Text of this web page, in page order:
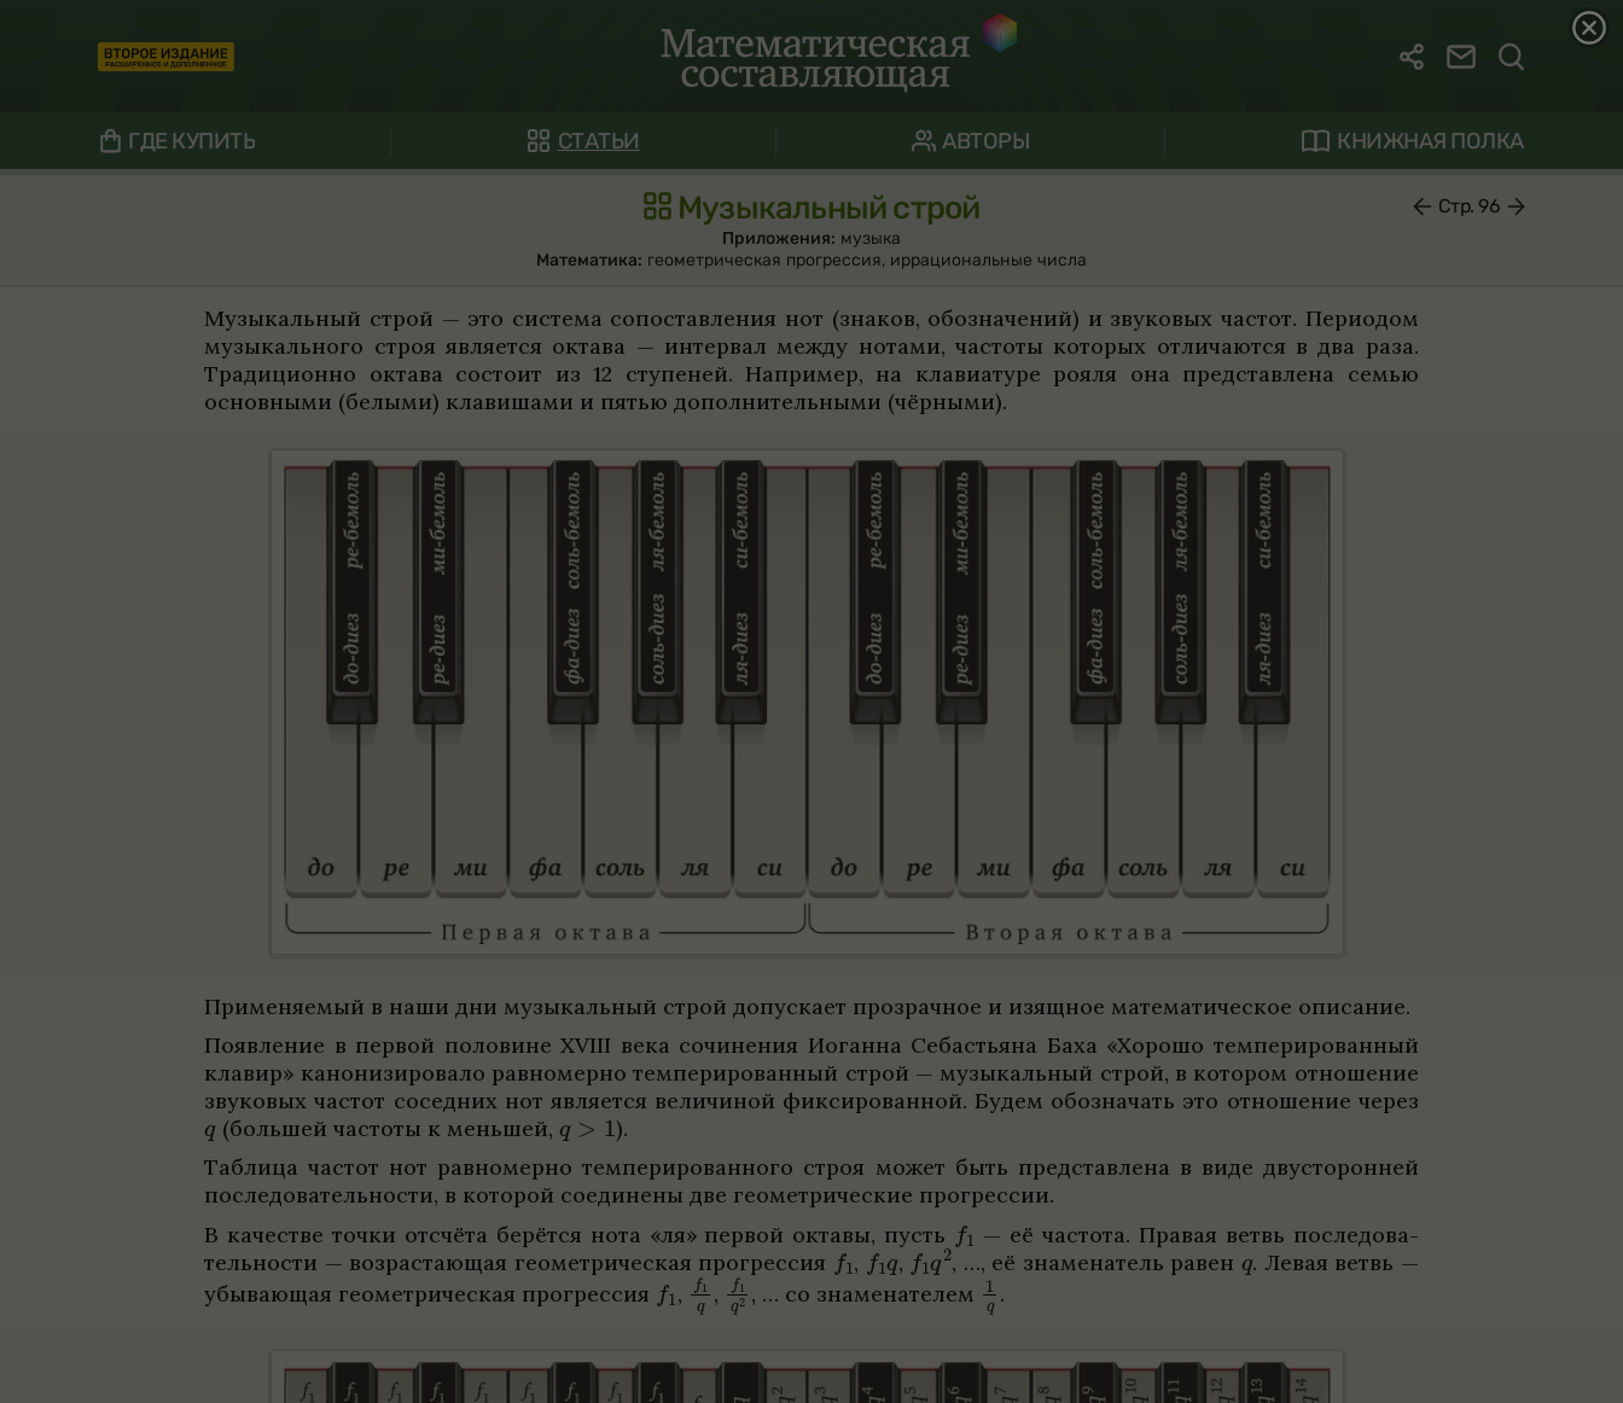
ГДЕ КУПИТЬ СТАТЬИ АВТОРЫ КНИЖНАЯ ПОЛКА
Музыкальный строй
Приложения: музыка
Математика: геометрическая прогрессия, иррациональные числа
Стр. 96
Музыкаль­ный строй — это система сопо­став­ле­ния нот (зна­ков, обо­зна­че­ний) и зву­ко­вых частот. Пери­о­дом
музыкаль­ного строя явля­ется октава — интер­вал между нотами, частоты кото­рых отли­чаются в два раза.
Тра­дици­онно октава состоит из 12 ступе­ней. Напри­мер, на кла­ви­а­туре рояля она пред­став­лена семью
основ­ными (белыми) кла­вишами и пятью допол­ни­тель­ными (чёр­ными).
При­ме­ня­емый в наши дни музыкаль­ный строй допус­кает про­зрач­ное и изящ­ное матема­ти­че­ское опи­са­ние.
Появ­ле­ние в пер­вой поло­вине XVIII века сочи­не­ния Иоганна Себастьяна Баха «Хорошо темпе­ри­ро­ван­ный
кла­вир» кано­ни­зи­ро­вало рав­но­мерно темпе­ри­ро­ван­ный строй — музыкаль­ный строй, в кото­ром отноше­ние
зву­ко­вых частот сосед­них нот явля­ется вели­чи­ной фик­си­ро­ван­ной. Будем обо­зна­чать это отноше­ние через
(большей частоты к меньшей,
).
Таб­лица частот нот рав­но­мерно темпе­ри­ро­ван­ного строя может быть пред­став­лена в виде дву­сто­рон­ней
после­до­ва­тель­но­сти, в кото­рой соеди­нены две геомет­ри­че­ские прогрес­сии.
В каче­стве точки отсчёта берётся нота «ля» пер­вой октавы, пусть
— её частота. Пра­вая ветвь после­до­ва­
тель­но­сти — воз­рас­тающая геомет­ри­че­ская прогрес­сия
, , , …, её знаме­на­тель равен . Левая ветвь —
убы­вающая геомет­ри­че­ская прогрес­сия
, , , … со знаме­на­те­лем .